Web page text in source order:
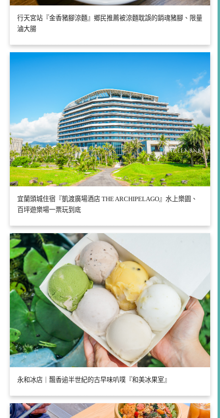
行天宮站『金香豬腳涼麵』鄉民推薦被涼麵耽誤的銷魂豬腳、限量
滷大腸
宜蘭頭城住宿『凱渡廣場酒店 THE ARCHIPELAGO』水上樂園、
百坪遊樂場一票玩到底
永和冰店｜飄香逾半世紀的古早味叭噗『和美冰果室』